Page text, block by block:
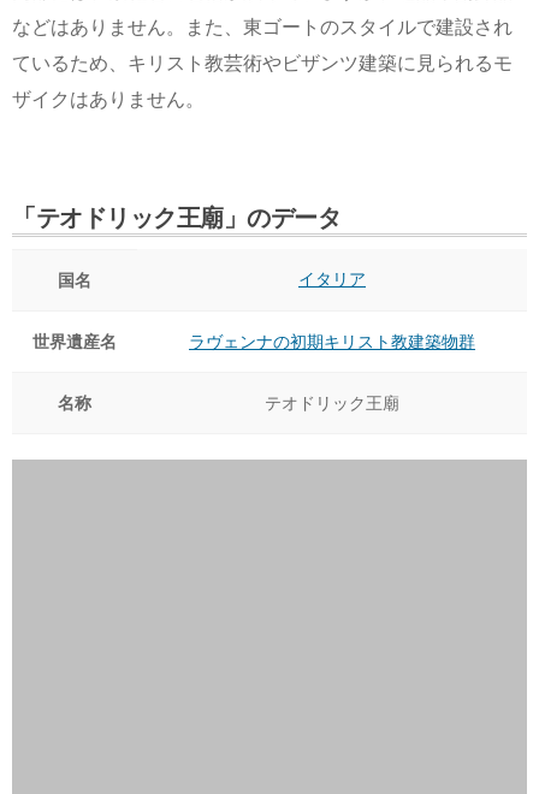
などはありません。また、東ゴートのスタイルで建設され
ているため、キリスト教芸術やビザンツ建築に見られるモ
ザイクはありません。
「テオドリック王廟」のデータ
国名 イタリア
世界遺産名 ラヴェンナの初期キリスト教建築物群
名称 テオドリック王廟